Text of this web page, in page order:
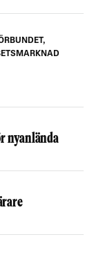
,
nyanlända